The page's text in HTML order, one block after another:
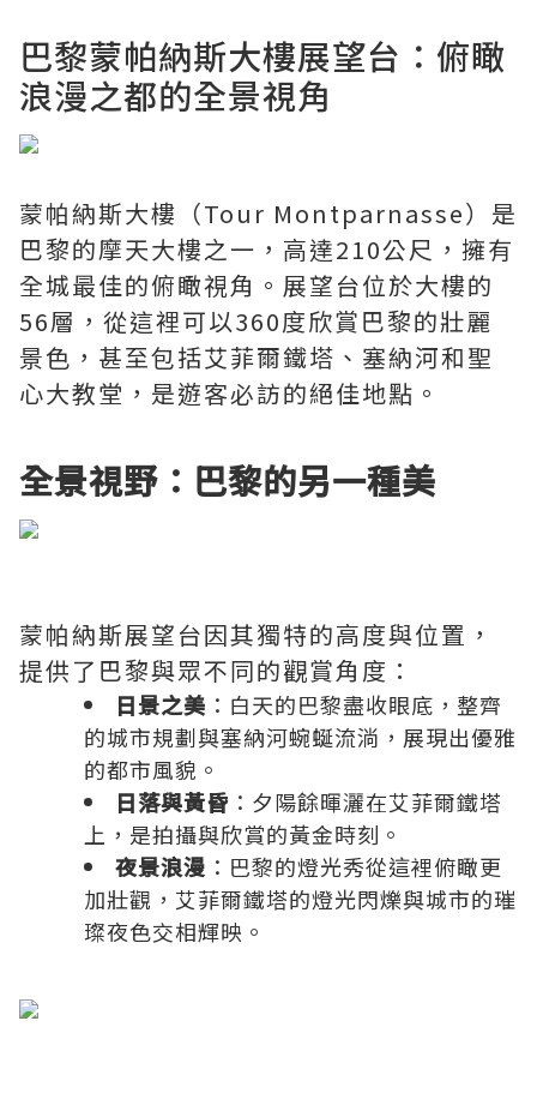
巴黎蒙帕納斯大樓展望台：俯瞰
浪漫之都的全景視角
蒙帕納斯大樓（Tour Montparnasse）是
巴黎的摩天大樓之一，高達210公尺，擁有
全城最佳的俯瞰視角。展望台位於大樓的
56層，從這裡可以360度欣賞巴黎的壯麗
景色，甚至包括艾菲爾鐵塔、塞納河和聖
心大教堂，是遊客必訪的絕佳地點。
全景視野：巴黎的另一種美
蒙帕納斯展望台因其獨特的高度與位置，
提供了巴黎與眾不同的觀賞角度：
日景之美 ：白天的巴黎盡收眼底，整齊
的城市規劃與塞納河蜿蜒流淌，展現出優雅
的都市風貌。
日落與黃昏 ：夕陽餘暉灑在艾菲爾鐵塔
上，是拍攝與欣賞的黃金時刻。
夜景浪漫 ：巴黎的燈光秀從這裡俯瞰更
加壯觀，艾菲爾鐵塔的燈光閃爍與城市的璀
璨夜色交相輝映。